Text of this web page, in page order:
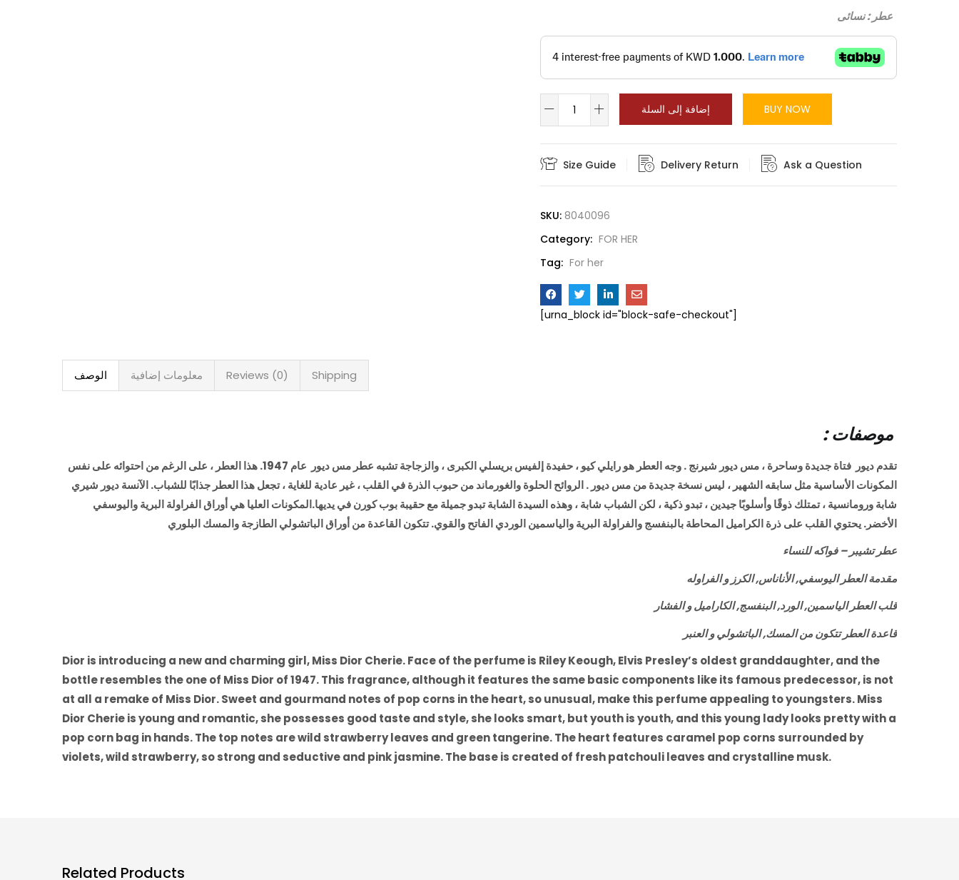
إضافة إلى السلة BUY NOW
Size Guide Delivery Return Ask a Question
SKU: 8040096
Category: FOR HER
Tag: For her
[urna_block id="block-safe-checkout"]
الوصف معلومات إضافية Reviews (0) Shipping
تقدم ديور فتاة جديدة وساحرة ، مس ديور شيرنج . وجه العطر هو رايلي كيو ، حفيدة إلفيس بريسلي الكبرى ، والزجاجة تشبه عطر مس ديور عام 1947. هذا العطر ، على الرغم من احتوائه على نفس
المكونات الأساسية مثل سابقه الشهير ، ليس نسخة جديدة من مس ديور . الروائح الحلوة والغورماند من حبوب الذرة في القلب ، غير عادية للغاية ، تجعل هذا العطر جذابًا للشباب. الآنسة ديور شيري
شابة ورومانسية ، تمتلك ذوقًا وأسلوبًا جيدين ، تبدو ذكية ، لكن الشباب شابة ، وهذه السيدة الشابة تبدو جميلة مع حقيبة بوب كورن في يديها.المكونات العليا هي أوراق الفراولة البرية واليوسفي
الأخضر. يحتوي القلب على ذرة الكراميل المحاطة بالبنفسج والفراولة البريةوالياسمين الوردي الفاتح والقوي. تتكون القاعدة من أوراق الباتشولي الطازجة والمسك البلوري
عطر تشيبر – فواكه للنساء
مقدمة العطر اليوسفي, الأناناس, الكرز و الفراوله
قلب العطر الياسمين, الورد, البنفسج, الكاراميل و الفشار
قاعدة العطر تتكون من المسك, الباتشولي و العنبر
Dior is introducing a new and charming girl, Miss Dior Cherie. Face of the perfume is Riley Keough, Elvis Presley’s oldest granddaughter, and the
bottle resembles the one of Miss Dior of 1947. This fragrance, although it features the same basic components like its famous predecessor, is not
at all a remake of Miss Dior. Sweet and gourmand notes of pop corns in the heart, so unusual, make this perfume appealing to youngsters. Miss
Dior Cherie is young and romantic, she possesses good taste and style, she looks smart, but youth is youth, and this young lady looks pretty with a
pop corn bag in hands. The top notes are wild strawberry leaves and green tangerine. The heart features caramel pop corns surrounded by
violets, wild strawberry, so strong and seductive and pink jasmine. The base is created of fresh patchouli leaves and crystalline musk.
Related Products